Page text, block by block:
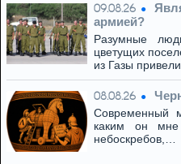
09.08.26
армией?
Разумные
цветущих
из Газы
08.08.26
Современный
каким он мне
небоскребов,…